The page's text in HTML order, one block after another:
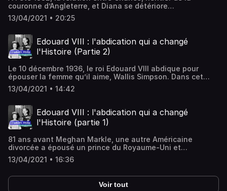
couronne d’Angleterre, et Diana se détériore
irrémédiablement après les dernières révélations des
tabloïds. Dans cet épisode de notre série spéciale 'Au
vous raconte les péripéties rocambolesques du feuilleton
que devient la vie du prince et de la princesse de Galles.
Un feuilleton qui s'achève tragiquement, à Paris, dans la
Visitez audiomeans.fr/politique-de-confidentialite pour
plus d'informations.
13/04/2021 • 20:25
Edouard VIII : l'abdication qui a changé
l'Histoire (Partie 2)
Le 10 décembre 1936, le roi Edouard VIII abdique pour
épouser la femme qu’il aime, Wallis Simpson. Dans cet
épisode de notre série spéciale 'Au cœur de l'Histoire'
consacrée aux Windsor, Jean des Cars vous raconte
VIII a provoqué l’abdication du souverain britannique à la
veille de la Seconde guerre mondiale.Hébergé par
Audiomeans. Visitez audiomeans.fr/politique-de-
13/04/2021 • 14:42
Edouard VIII : l'abdication qui a changé
l'Histoire (partie 1)
81 ans avant Meghan Markle, une autre Américaine
divorcée a épousé un prince du Royaume-Uni et
bouleversé l'histoire du pays. Dans cet épisode de notre
série spéciale 'Au cœur de l'Histoire' consacrée aux
sulfureuse Wallis Simpson a conquis le futur roi Edouard
VIII, et fait vaciller la couronne d'Angleterre.Hébergé par
13/04/2021 • 16:36
Voir tout